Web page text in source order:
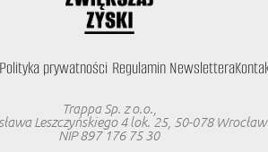
prywatności Regulamin Newslettera
Trappa Sp. z o.o.,
Leszczyńskiego 4 lok. 25, 50-078 Wrocław
NIP 897 176 75 30